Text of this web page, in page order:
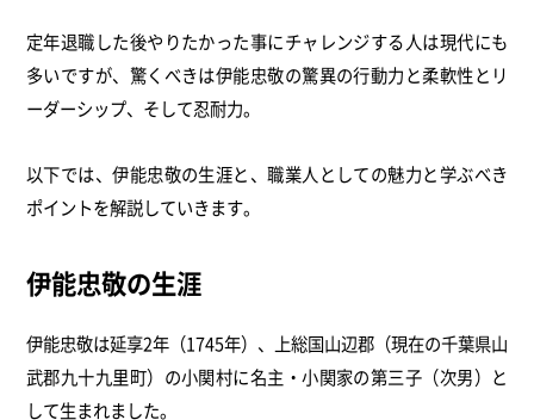
定年退職した後やりたかった事にチャレンジする人は現代にも
多いですが、驚くべきは伊能忠敬の驚異の行動力と柔軟性とリ
ーダーシップ、そして忍耐力。
以下では、伊能忠敬の生涯と、職業人としての魅力と学ぶべき
ポイントを解説していきます。
伊能忠敬の生涯
伊能忠敬は延享2年（1745年）、上総国山辺郡（現在の千葉県山
武郡九十九里町）の小関村に名主・小関家の第三子（次男）と
して生まれました。